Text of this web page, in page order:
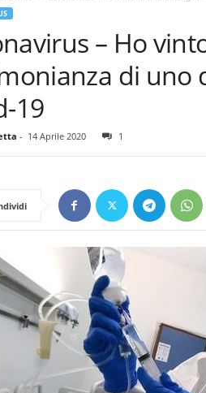
– Ho
di uno
19
- 14 Aprile 2020 1